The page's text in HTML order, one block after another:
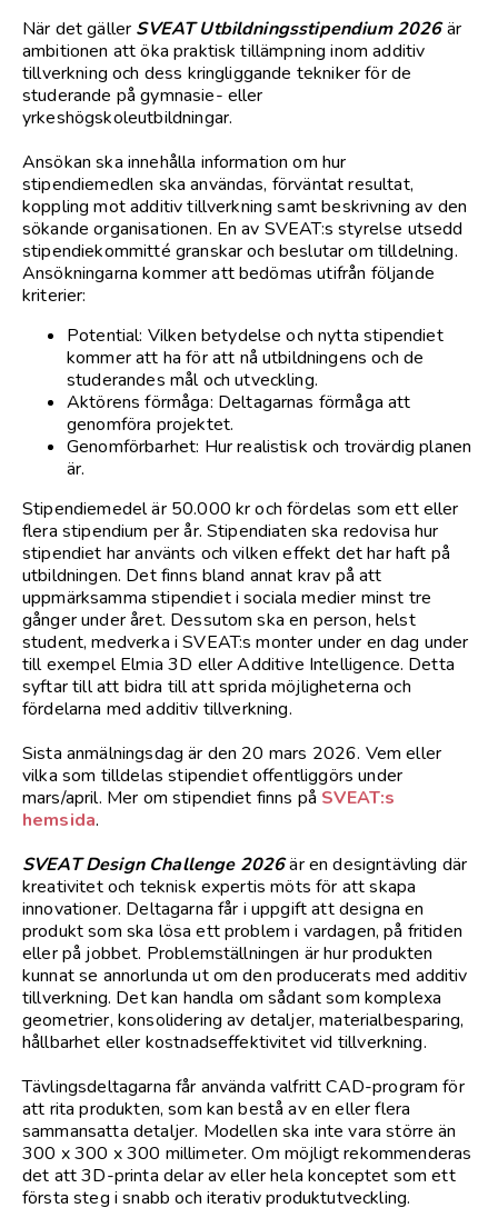
När det gäller SVEAT Utbildningsstipendium 2026 är
ambitionen att öka praktisk tillämpning inom additiv
tillverkning och dess kringliggande tekniker för de
studerande på gymnasie- eller
yrkeshögskoleutbildningar.
Ansökan ska innehålla information om hur
stipendiemedlen ska användas, förväntat resultat,
koppling mot additiv tillverkning samt beskrivning av den
sökande organisationen. En av SVEAT:s styrelse utsedd
stipendiekommitté granskar och beslutar om tilldelning.
Ansökningarna kommer att bedömas utifrån följande
kriterier:
Potential: Vilken betydelse och nytta stipendiet
kommer att ha för att nå utbildningens och de
studerandes mål och utveckling.
Aktörens förmåga: Deltagarnas förmåga att
genomföra projektet.
Genomförbarhet: Hur realistisk och trovärdig planen
är.
Stipendiemedel är 50.000 kr och fördelas som ett eller
flera stipendium per år. Stipendiaten ska redovisa hur
stipendiet har använts och vilken effekt det har haft på
utbildningen. Det finns bland annat krav på att
uppmärksamma stipendiet i sociala medier minst tre
gånger under året. Dessutom ska en person, helst
student, medverka i SVEAT:s monter under en dag under
till exempel Elmia 3D eller Additive Intelligence. Detta
syftar till att bidra till att sprida möjligheterna och
fördelarna med additiv tillverkning.
Sista anmälningsdag är den 20 mars 2026. Vem eller
vilka som tilldelas stipendiet offentliggörs under
mars/april. Mer om stipendiet finns på SVEAT:s
hemsida.
SVEAT Design Challenge 2026är en designtävling där
kreativitet och teknisk expertis möts för att skapa
innovationer. Deltagarna får i uppgift att designa en
produkt som ska lösa ett problem i vardagen, på fritiden
eller på jobbet. Problemställningen är hur produkten
kunnat se annorlunda ut om den producerats med additiv
tillverkning. Det kan handla om sådant som komplexa
geometrier, konsolidering av detaljer, materialbesparing,
hållbarhet eller kostnadseffektivitet vid tillverkning.
Tävlingsdeltagarna får använda valfritt CAD-program för
att rita produkten, som kan bestå av en eller flera
sammansatta detaljer. Modellen ska inte vara större än
300 x 300 x 300 millimeter. Om möjligt rekommenderas
det att 3D-printa delar av eller hela konceptet som ett
första steg i snabb och iterativ produktutveckling.